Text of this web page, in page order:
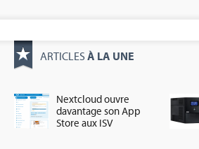
ARTICLES À LA UNE
Nextcloud ouvre
davantage son App
Store aux ISV